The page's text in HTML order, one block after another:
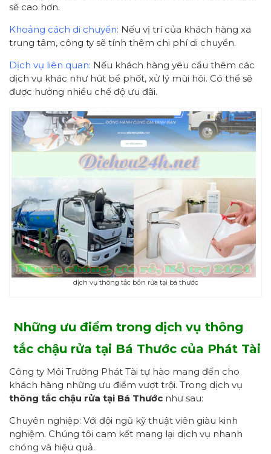
sẽ cao hơn.
Khoảng cách di chuyển: Nếu vị trí của khách hàng xa
trung tâm, công ty sẽ tính thêm chi phí di chuyển.
Dịch vụ liên quan: Nếu khách hàng yêu cầu thêm các
dịch vụ khác như hút bể phốt, xử lý mùi hôi. Có thể sẽ
được hưởng nhiều chế độ ưu đãi.
dịch vụ thông tắc bồn rửa tại bá thước
Những ưu điểm trong dịch vụ thông
tắc chậu rửa tại Bá Thước của Phát Tài
Công ty Môi Trường Phát Tài tự hào mang đến cho
khách hàng những ưu điểm vượt trội. Trong dịch vụ
thông tắc chậu rửa tại Bá Thước như sau:
Chuyên nghiệp: Với đội ngũ kỹ thuật viên giàu kinh
nghiệm. Chúng tôi cam kết mang lại dịch vụ nhanh
chóng và hiệu quả.